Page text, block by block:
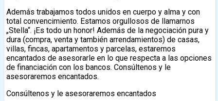
Además trabajamos todos unidos en cuerpo y alma y con
total convencimiento. Estamos orgullosos de llamarnos
„Stella“. ¡Es todo un honor! Además de la negociación pura y
dura (compra, venta y también arrendamientos) de casas,
villas, fincas, apartamentos y parcelas, estaremos
encantados de asesorarle en lo que respecta a las opciones
de financiación con los bancos. Consúltenos y le
asesoraremos encantados.
Consúltenos y le asesoraremos encantados